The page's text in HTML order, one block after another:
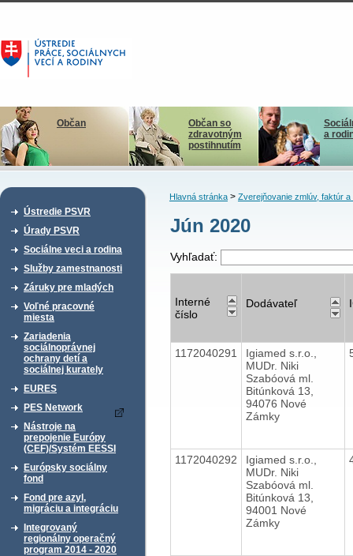
Občan
Občan so
zdravotným
postihnutím
a
Ústredie PSVR
Úrady PSVR
Sociálne veci a rodina
Služby zamestnanosti
Záruky pre mladých
Voľné pracovné
miesta
Zariadenia
sociálnoprávnej
ochrany detí a
sociálnej kurately
EURES
PES Network
Nástroje na
prepojenie Európy
(CEF)/Systém EESSI
Európsky sociálny
fond
Fond pre azyl,
migráciu a integráciu
Integrovaný
regionálny operačný
program 2014 - 2020
Hlavná stránka> Zverejňovanie zmlúv, faktúr a
Jún 2020
Vyhľadať:
Interné
číslo
Dodávateľ
1172040291
Igiamed s.r.o.,
MUDr. Niki
Szabóová ml.
Bitúnková 13,
94076 Nové
Zámky
1172040292
Igiamed s.r.o.,
MUDr. Niki
Szabóová ml.
Bitúnková 13,
94001 Nové
Zámky